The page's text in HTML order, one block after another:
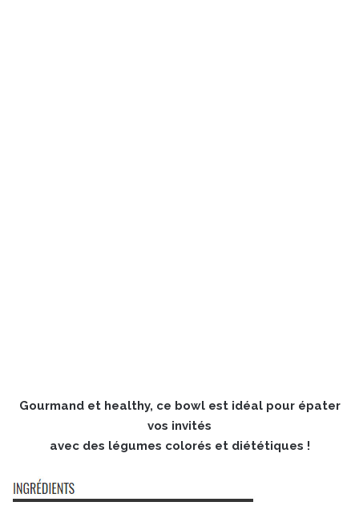
Gourmand et healthy, ce bowl est idéal pour épater
vos invités
avec des légumes colorés et diététiques !